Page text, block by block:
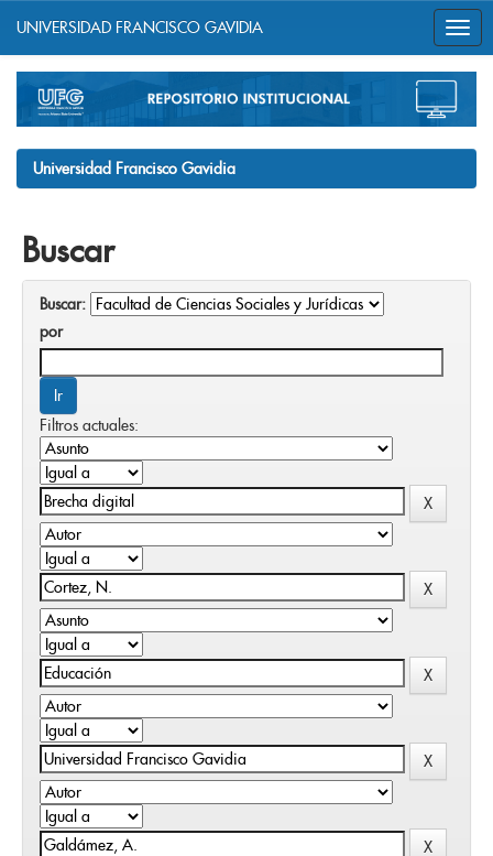
navigation
UNIVERSIDAD FRANCISCO GAVIDIA
Universidad Francisco Gavidia
Buscar
Buscar:
por
Filtros actuales: